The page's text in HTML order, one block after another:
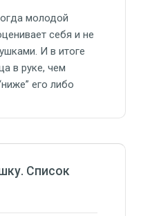
молодой
себя и не
И в итоге
в руке, чем
его либо
Список